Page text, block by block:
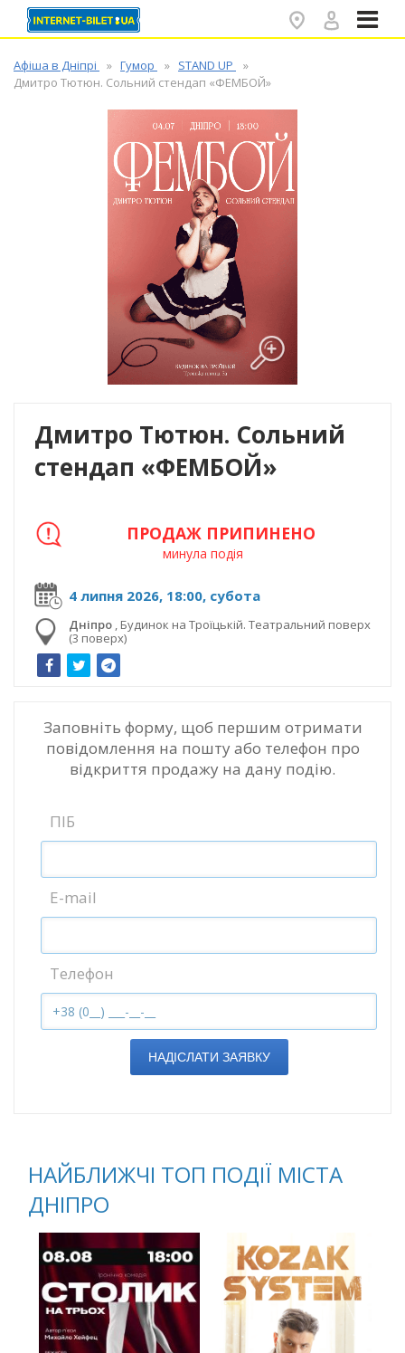
Афіша в Дніпрі Гумор
STAND UP
Дмитро Тютюн. Сольний стендап «ФЕМБОЙ»
Дмитро Тютюн. Сольний
стендап «ФЕМБОЙ»
4 липня 2026, 18:00, субота
Дніпро , Будинок на Троїцькій. Театральний поверх
(3 поверх)
ПРОДАЖ ПРИПИНЕНО
минула подія
Заповніть форму, щоб першим отримати
повідомлення на пошту або телефон про
відкриття продажу на дану подію.
ПІБ
E-mail
Телефон
НАДІСЛАТИ ЗАЯВКУ
НАЙБЛИЖЧІ ТОП ПОДІЇ МІСТА
ДНІПРО